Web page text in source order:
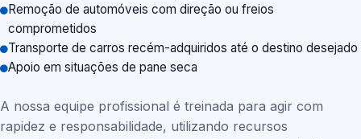
Remoção de automóveis com direção ou freios
comprometidos
Transporte de carros recém-adquiridos até o destino desejado
Apoio em situações de pane seca
A nossa equipe profissional é treinada para agir com
rapidez e responsabilidade, utilizando recursos